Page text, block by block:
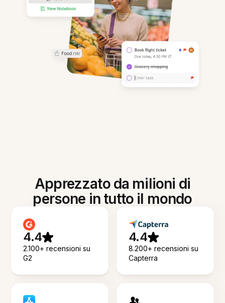
Apprezzato da milioni di
persone in tutto il mondo
4.4
2.100+ recensioni su
G2
4.4
8.200+ recensioni su
Capterra